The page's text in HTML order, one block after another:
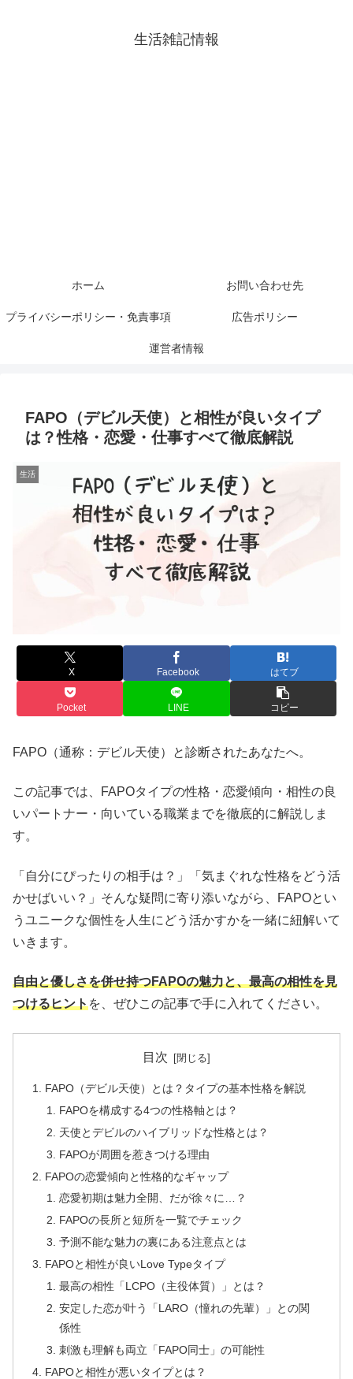
生活雑記情報
ホーム お問い合わせ先
プライバシーポリシー・免責事項 広告ポリシー
運営者情報
FAPO（デビル天使）と相性が良いタイプ
は？性格・恋愛・仕事すべて徹底解説
生活
X Facebook はてブ
Pocket LINE コピー
FAPO（通称：デビル天使）と診断されたあなたへ。
この記事では、FAPOタイプの性格・恋愛傾向・相性の良
いパートナー・向いている職業までを徹底的に解説しま
す。
「自分にぴったりの相手は？」「気まぐれな性格をどう活
かせばいい？」そんな疑問に寄り添いながら、FAPOとい
うユニークな個性を人生にどう活かすかを一緒に紐解いて
いきます。
自由と優しさを併せ持つFAPOの魅力と、最高の相性を見
つけるヒントを、ぜひこの記事で手に入れてください。
目次
FAPO（デビル天使）とは？タイプの基本性格を解説
FAPOを構成する4つの性格軸とは？
天使とデビルのハイブリッドな性格とは？
FAPOが周囲を惹きつける理由
FAPOの恋愛傾向と性格的なギャップ
恋愛初期は魅力全開、だが徐々に…？
FAPOの長所と短所を一覧でチェック
予測不能な魅力の裏にある注意点とは
FAPOと相性が良いLove Typeタイプ
最高の相性「LCPO（主役体質）」とは？
安定した恋が叶う「LARO（憧れの先輩）」との関
係性
刺激も理解も両立「FAPO同士」の可能性
FAPOと相性が悪いタイプとは？